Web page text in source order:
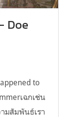
Doe
to
เฉกเช่น
มสัมพันธ์เรา